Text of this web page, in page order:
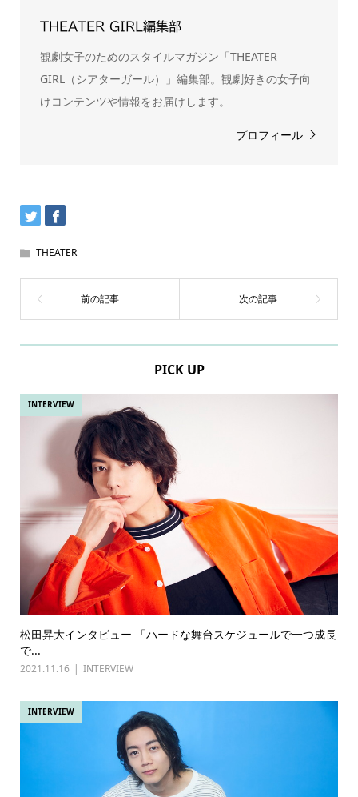
THEATER GIRL編集部
観劇女子のためのスタイルマガジン「THEATER
GIRL（シアターガール）」編集部。観劇好きの女子向
けコンテンツや情報をお届けします。
プロフィール
THEATER
PICK UP
INTERVIEW
松田昇大インタビュー 「ハードな舞台スケジュールで一つ成長
で...
2021.11.16 INTERVIEW
INTERVIEW